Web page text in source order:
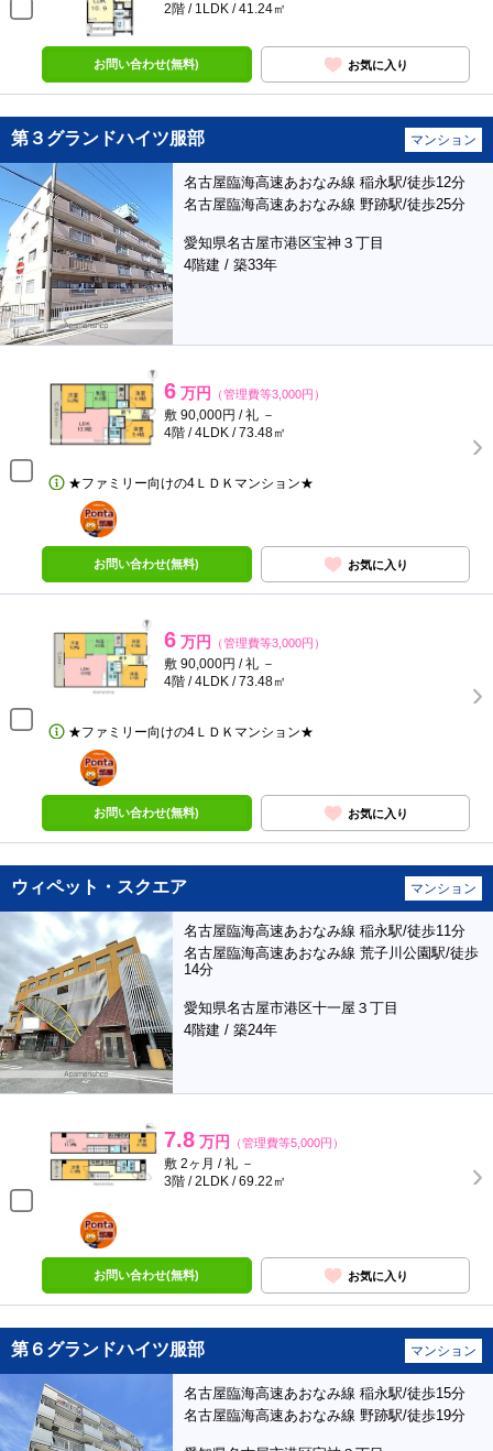
2階 / 1LDK / 41.24㎡
お問い合わせ(無料) お気に入り
第３グランドハイツ服部 マンション
名古屋臨海高速あおなみ線 稲永駅/徒歩12分
名古屋臨海高速あおなみ線 野跡駅/徒歩25分
愛知県名古屋市港区宝神３丁目
4階建 / 築33年
6 万円 （管理費等3,000円）
敷 90,000円 / 礼 －
4階 / 4LDK / 73.48㎡
★ファミリー向けの4ＬＤＫマンション★
ポンタ
部屋
お問い合わせ(無料) お気に入り
6 万円 （管理費等3,000円）
敷 90,000円 / 礼 －
4階 / 4LDK / 73.48㎡
★ファミリー向けの4ＬＤＫマンション★
ポンタ
部屋
お問い合わせ(無料) お気に入り
ウィペット・スクエア マンション
名古屋臨海高速あおなみ線 稲永駅/徒歩11分
名古屋臨海高速あおなみ線 荒子川公園駅/徒歩
14分
愛知県名古屋市港区十一屋３丁目
4階建 / 築24年
7.8 万円 （管理費等5,000円）
敷 2ヶ月 / 礼 －
3階 / 2LDK / 69.22㎡
ポンタ
部屋
お問い合わせ(無料) お気に入り
第６グランドハイツ服部 マンション
名古屋臨海高速あおなみ線 稲永駅/徒歩15分
名古屋臨海高速あおなみ線 野跡駅/徒歩19分